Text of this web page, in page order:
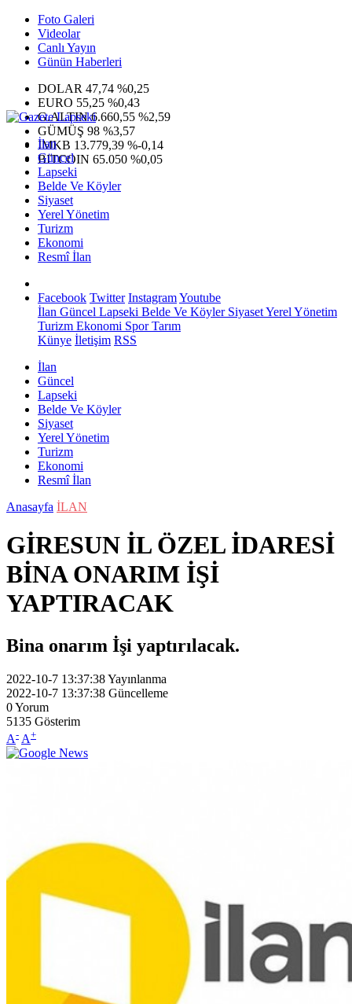
Foto Galeri
Videolar
Canlı Yayın
Günün Haberleri
DOLAR 47,74 %0,25
EURO 55,25 %0,43
G.ALTIN6.660,55 %2,59
GÜMÜŞ 98 %3,57
IMKB 13.779,39 %-0,14
BITCOIN 65.050 %0,05
İlan
Güncel
Lapseki
Belde Ve Köyler
Siyaset
Yerel Yönetim
Turizm
Ekonomi
Resmî İlan
Facebook Twitter InstagramYoutube
İlan Güncel Lapseki Belde Ve KöylerSiyasetYerel Yönetim
Turizm Ekonomi SporTarım
Künye İletişim RSS
İlan
Güncel
Lapseki
Belde Ve Köyler
Siyaset
Yerel Yönetim
Turizm
Ekonomi
Resmî İlan
Anasayfa İLAN
GİRESUN İL ÖZEL İDARESİ
BİNA ONARIM İŞİ
YAPTIRACAK
Bina onarım İşi yaptırılacak.
2022-10-7 13:37:38Yayınlanma
2022-10-7 13:37:38 Güncelleme
0Yorum
5135 Gösterim
A- A+